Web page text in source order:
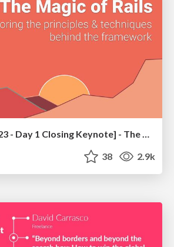
[Rails World 2023 - Day 1 Closing Keynote] - The Magic of Rails
38 2.9k